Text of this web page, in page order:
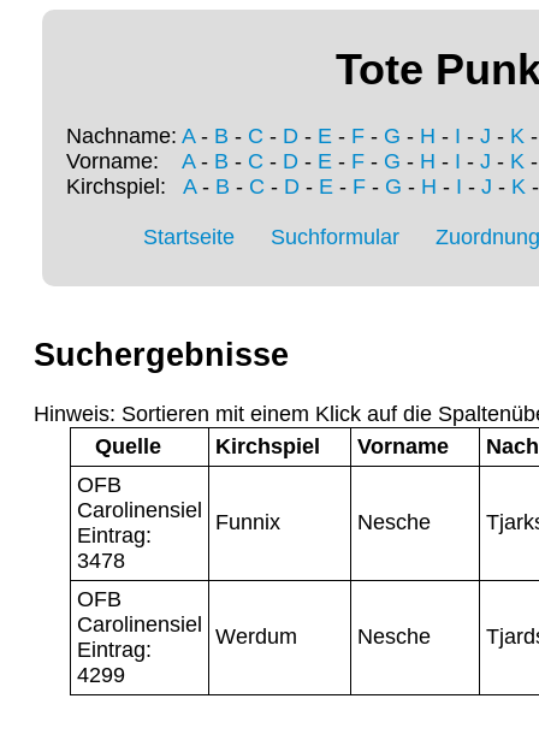
Tote
Nachname: A- B - C - D - E - F - G - H - I - J - K
Vorname: A- B - C - D - E - F - G - H - I - J - K
Kirchspiel: A- B - C - D- E- F- G - H - I - J - K
Startseite Suchformular
Suchergebnisse
Hinweis: Sortieren mit einem Klick auf die
Quelle
Kirchspiel Vorname
OFB
Carolinensiel
Eintrag:
3478
Funnix Nesche
OFB
Carolinensiel
Eintrag:
4299
Werdum Nesche